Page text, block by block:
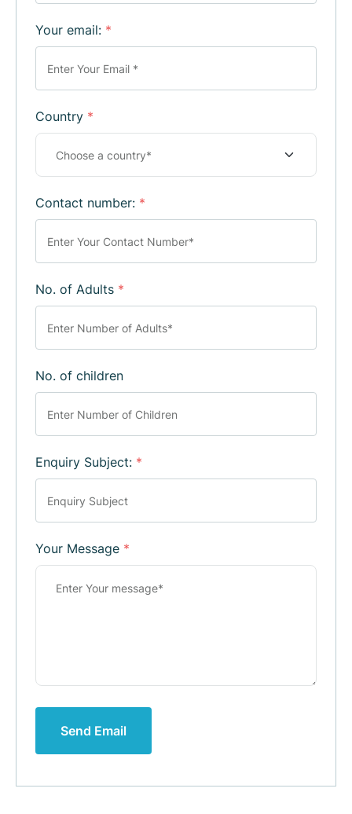
Your email: *
Country *
Contact number: *
No. of Adults *
No. of children
Enquiry Subject: *
Your Message *
Send Email